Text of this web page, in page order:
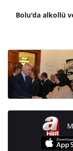
Bolu'da alkollü